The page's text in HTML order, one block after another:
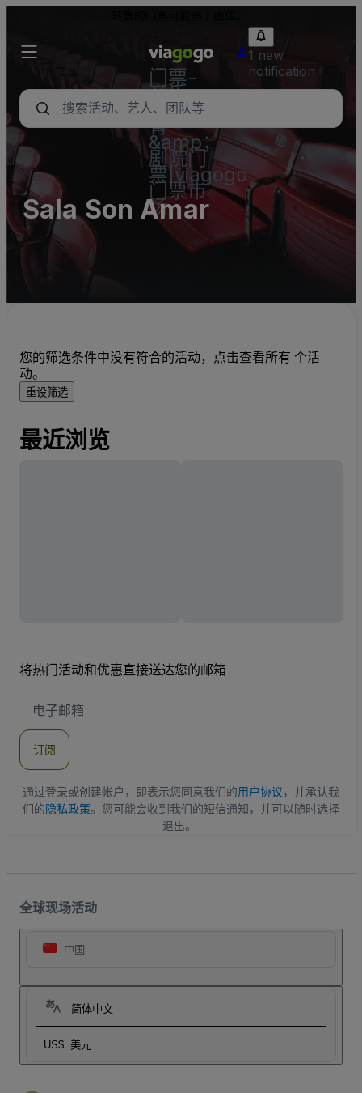
门票-
音乐
会，体
育
&amp；
剧院门
票|viagogo
门票市
场
1 new
notification
Sala Son Amar
您的筛选条件中没有符合的活动，点击查看所有 个活
动。
重设筛选
最近浏览
将热门活动和优惠直接送达您的邮箱
子
地
订阅
通过登录或创建帐户，即表示您同意我们的用户协议，并承认我
们的隐私政策。您可能会收到我们的短信通知，并可以随时选择
退出。
全球现场活动
中国
简体中文
US$ 美元